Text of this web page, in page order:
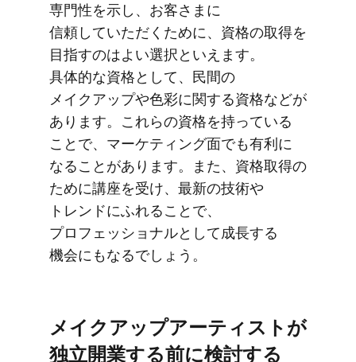
専門性を​示し、​お客さまに​
信頼していただく​ために、​資格の​取得を​
目指すのは​よい​選択と​いえます。​
具体的な​資格と​して、​民間の​
メイクアップや​色彩に​関する​資格などが​
あります。​これらの​資格を​持っている​
ことで、​マーケティング面でも​有利に​
なることがあります。​また、​資格取得の​
ために​講座を​受け、​最新の​技術や​
トレンドに​ふれる​ことで、​
プロフェッショナルと​して​成長する​
機会にも​なるでしょう。
メイクアップアーティストが​
独立開業する​前に​検討する​